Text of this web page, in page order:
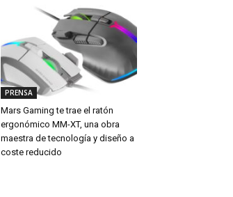
PRENSA
Mars Gaming te trae el ratón
ergonómico MM-XT, una obra
maestra de tecnología y diseño a
coste reducido